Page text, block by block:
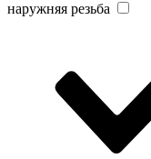
наружняя резьба